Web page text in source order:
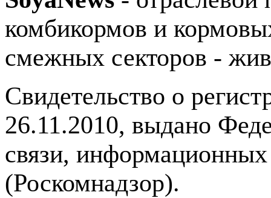
комбикормов и
смежных секторов -
Свидетельство о
26.11.2010, выдано
связи,
(Роскомнадзор).